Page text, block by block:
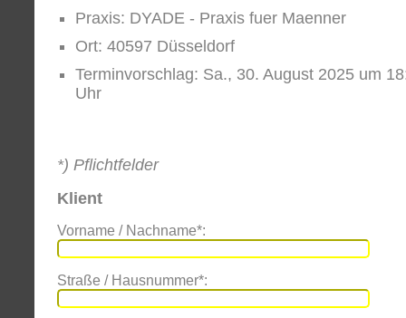
Praxis: DYADE - Praxis fuer Maenner
Ort: 40597 Düsseldorf
Terminvorschlag: Sa., 30. August 2025 um
Uhr
*) Pflichtfelder
Klient
Vorname / Nachname*:
Straße / Hausnummer*: